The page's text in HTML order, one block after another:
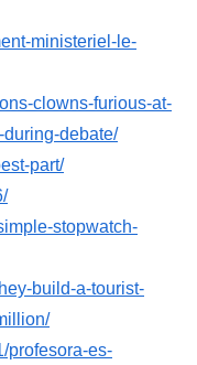
ministeriel-le-
clowns-furious-at-
debate/
part/
stopwatch-
build-a-tourist-
profesora-es-